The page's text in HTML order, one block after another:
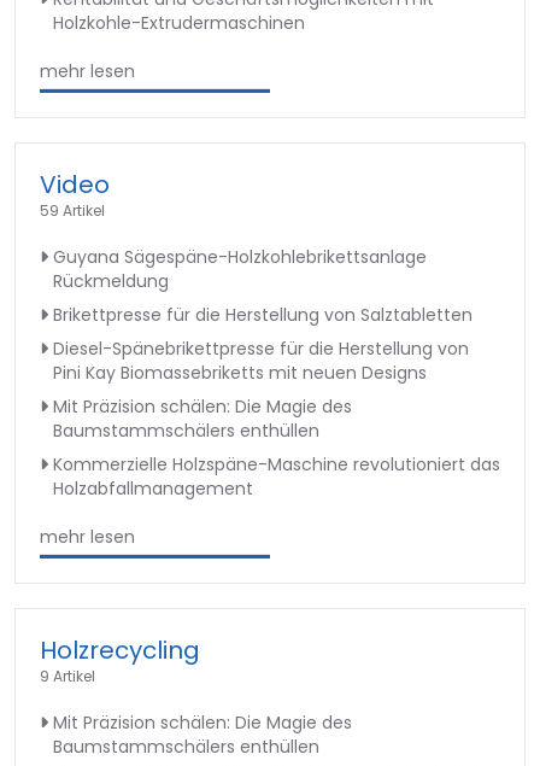
Holzkohle-Extrudermaschinen
mehr lesen
Video
59 Artikel
Guyana Sägespäne-Holzkohlebrikettsanlage
Rückmeldung
Brikettpresse für die Herstellung von Salztabletten
Diesel-Spänebrikettpresse für die Herstellung von
Pini Kay Biomassebriketts mit neuen Designs
Mit Präzision schälen: Die Magie des
Baumstammschälers enthüllen
Kommerzielle Holzspäne-Maschine revolutioniert das
Holzabfallmanagement
mehr lesen
Holzrecycling
9 Artikel
Mit Präzision schälen: Die Magie des
Baumstammschälers enthüllen